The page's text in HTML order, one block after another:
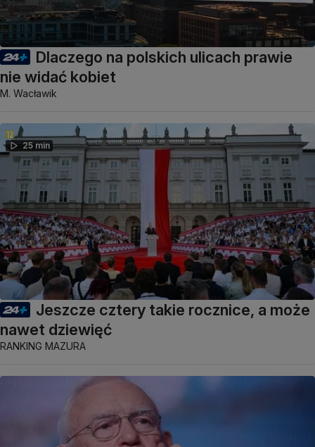
Dlaczego na polskich ulicach prawie
nie widać kobiet
M. Wacławik
25 min
Jeszcze cztery takie rocznice, a może
nawet dziewięć
RANKING MAZURA